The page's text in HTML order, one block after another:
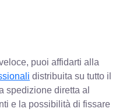
puoi affidarti alla
distribuita su tutto il
spedizione diretta al
e la possibilità di fissare